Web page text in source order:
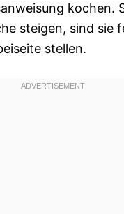
kochen.
steigen, sind sie
stellen.